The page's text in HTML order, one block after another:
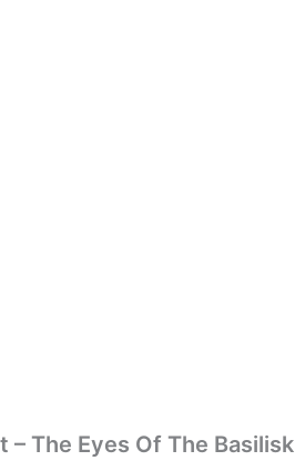
– The Eyes Of The Basilisk